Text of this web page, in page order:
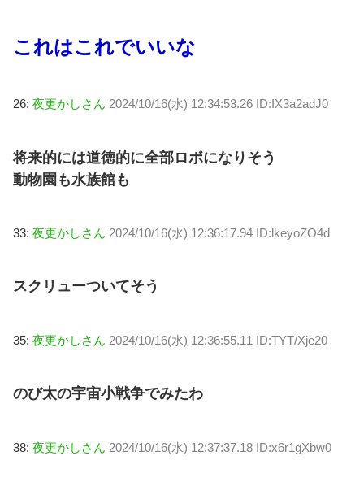
これはこれでいいな
26: 夜更かしさん 2024/10/16(水) 12:34:53.26 ID:IX3a2adJ0
将来的には道徳的に全部ロボになりそう
動物園も水族館も
33: 夜更かしさん 2024/10/16(水) 12:36:17.94 ID:lkeyoZO4d
スクリューついてそう
35: 夜更かしさん 2024/10/16(水) 12:36:55.11 ID:TYT/Xje20
のび太の宇宙小戦争でみたわ
38: 夜更かしさん 2024/10/16(水) 12:37:37.18 ID:x6r1gXbw0